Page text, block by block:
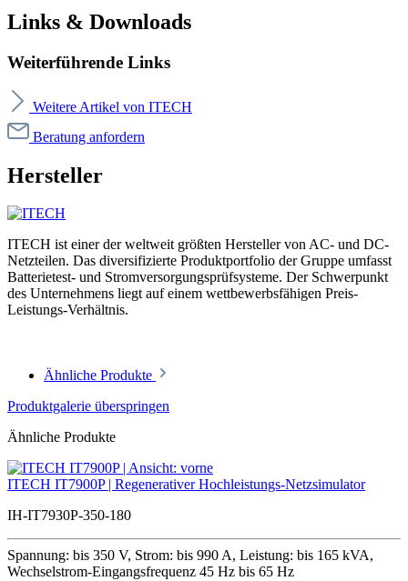
Links & Downloads
Weiterführende Links
Weitere Artikel von ITECH
Beratung anfordern
Hersteller
ITECH ist einer der weltweit größten Hersteller von AC- und DC-
Netzteilen. Das diversifizierte Produktportfolio der Gruppe umfasst
Batterietest- und Stromversorgungsprüfsysteme. Der Schwerpunkt
des Unternehmens liegt auf einem wettbewerbsfähigen Preis-
Leistungs-Verhältnis.
Ähnliche Produkte
Produktgalerie überspringen
Ähnliche Produkte
ITECH IT7900P | Regenerativer Hochleistungs-Netzsimulator
IH-IT7930P-350-180
Spannung: bis 350 V, Strom: bis 990 A, Leistung: bis 165 kVA,
Wechselstrom-Eingangsfrequenz 45 Hz bis 65 Hz